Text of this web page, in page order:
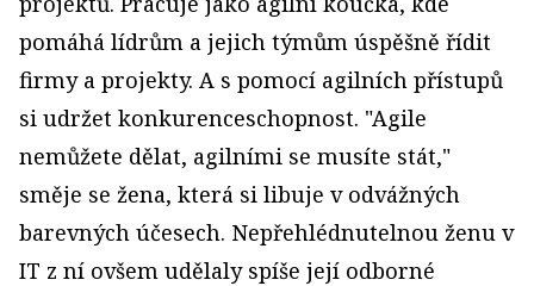
pomáhá lídrům a jejich týmům úspěšně řídit
firmy a projekty. A s pomocí agilních přístupů
si udržet konkurenceschopnost. "Agile
nemůžete dělat, agilními se musíte stát,"
směje se žena, která si libuje v odvážných
barevných účesech. Nepřehlédnutelnou ženu v
IT z ní ovšem udělaly spíše její odborné